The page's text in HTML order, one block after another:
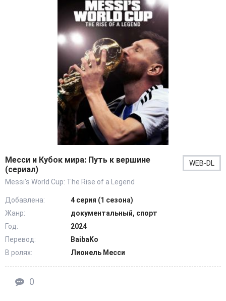
Месси и Кубок мира: Путь к вершине
(сериал)
Messi's World Cup: The Rise of a Legend
WEB-DL
Добавлена:
4 серия (1 сезона)
Жанр:
документальный, спорт
Год:
2024
Перевод:
BaibaKo
В ролях:
Лионель Месси
0